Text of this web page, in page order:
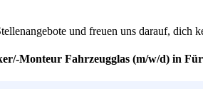
und freuen uns darauf, dich
Monteur Fahrzeugglas (m/w/d) in